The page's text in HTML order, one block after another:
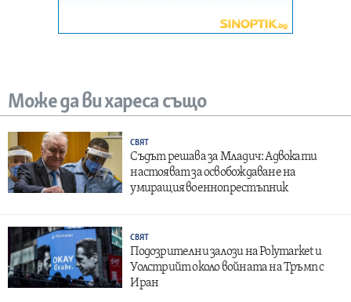
Може да ви хареса също
СВЯТ
Съдът решава за Младич: Адвокати
настояват за освобождаване на
умиращия военнопрестъпник
СВЯТ
Подозрителни залози на Polymarket и
Уолстрийт около войната на Тръмп с
Иран